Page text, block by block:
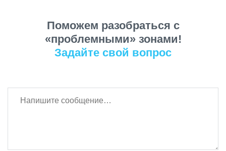
Поможем разобраться с
«проблемными» зонами!
Задайте свой вопрос